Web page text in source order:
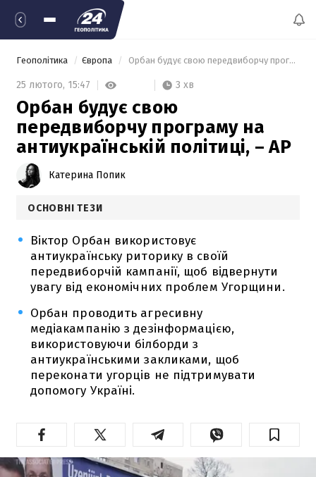
Геополітика Європа Орбан будує свою передвиборчу програму на антиукраїнській політиці, – AP
25 лютого, 15:47 3 хв
Орбан будує свою
передвиборчу програму на
антиукраїнській політиці, – AP
Катерина Попик
ОСНОВНІ ТЕЗИ
Віктор Орбан використовує
антиукраїнську риторику в своїй
передвиборчій кампанії, щоб відвернути
увагу від економічних проблем Угорщини.
Орбан проводить агресивну
медіакампанію з дезінформацією,
використовуючи білборди з
антиукраїнськими закликами, щоб
переконати угорців не підтримувати
допомогу Україні.